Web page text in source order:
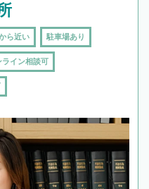
ら近い 駐車場あり
ライン相談可